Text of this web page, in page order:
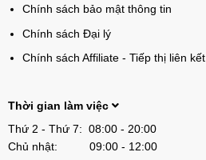
Chính sách bảo mật thông tin
Chính sách Đại lý
Chính sách Affiliate - Tiếp thị liên kết
Thời gian làm việc
Thứ 2 - Thứ 7: 08:00 - 20:00
Chủ nhật: 09:00 - 12:00